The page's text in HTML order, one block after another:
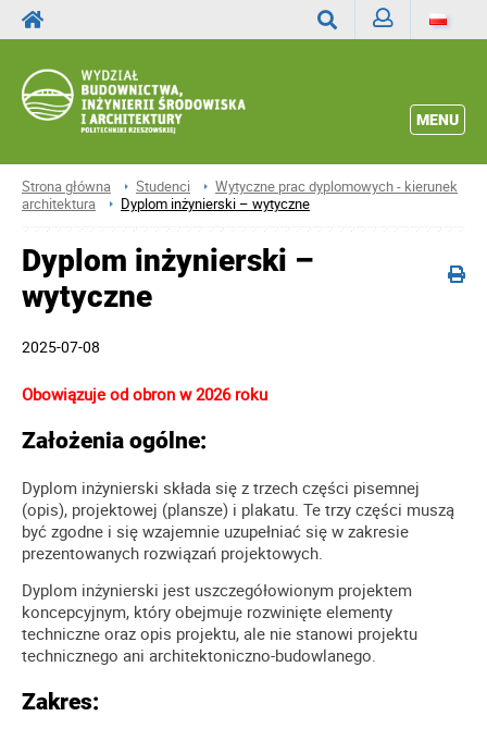
MENU
Strona główna Studenci
Wytyczne prac dyplomowych - kierunek
architektura
Dyplom inżynierski – wytyczne
Dyplom inżynierski –
wytyczne
2025-07-08
Obowiązuje od obron w 2026 roku
Założenia ogólne:
Dyplom inżynierski składa się z trzech części pisemnej
(opis), projektowej (plansze) i plakatu. Te trzy części muszą
być zgodne i się wzajemnie uzupełniać się w zakresie
prezentowanych rozwiązań projektowych.
Dyplom inżynierski jest uszczegółowionym projektem
koncepcyjnym, który obejmuje rozwinięte elementy
techniczne oraz opis projektu, ale nie stanowi projektu
technicznego ani architektoniczno-budowlanego.
Zakres: